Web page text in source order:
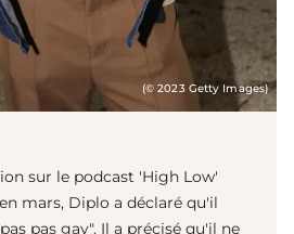
(© 2023 Getty Images)
sur le podcast 'High Low'
mars, Diplo a déclaré qu'il
pas gay". Il a précisé qu'il ne